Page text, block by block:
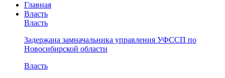
Главная
Власть
Власть
Задержана замначальника управления УФССП по
Новосибирской области
Власть